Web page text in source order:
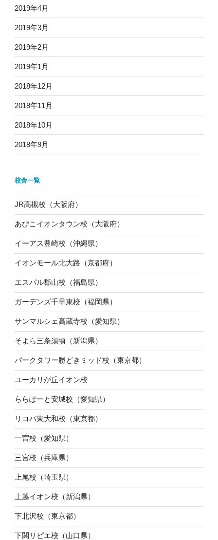
2019年4月
2019年3月
2019年2月
2019年1月
2018年12月
2018年11月
2018年10月
2018年9月
校舎一覧
JR高槻校（大阪府）
あびこイオンタウン校（大阪府）
イーアス豊崎校（沖縄県）
イオンモール北大路（京都府）
エスパル郡山校（福島県）
ガーデンズ千早東校（福岡県）
サンマルシェ高蔵寺校（愛知県）
そよら三条須頃（新潟県）
パークタワー勝どきミッド校（東京都）
ユーカリが丘イオン校
ららぽーと安城校（愛知県）
リコパ東大和校（東京都）
一宮校（愛知県）
三宮校（兵庫県）
上尾校（埼玉県）
上越イオン校（新潟県）
下北沢校（東京都）
下関リピエ校（山口県）